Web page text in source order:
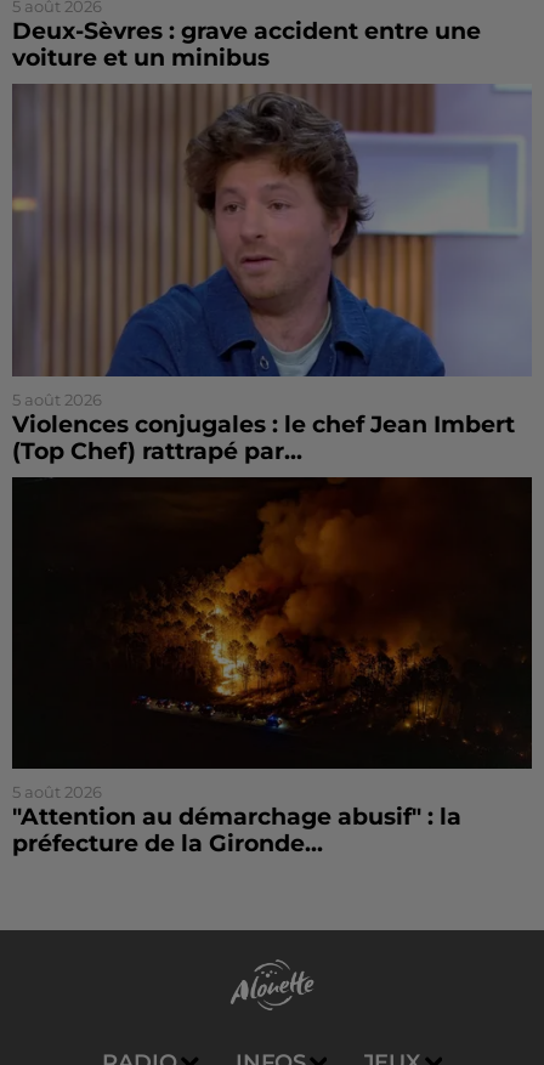
5 août 2026
Deux-Sèvres : grave accident entre une
voiture et un minibus
5 août 2026
Violences conjugales : le chef Jean Imbert
(Top Chef) rattrapé par...
5 août 2026
"Attention au démarchage abusif" : la
préfecture de la Gironde...